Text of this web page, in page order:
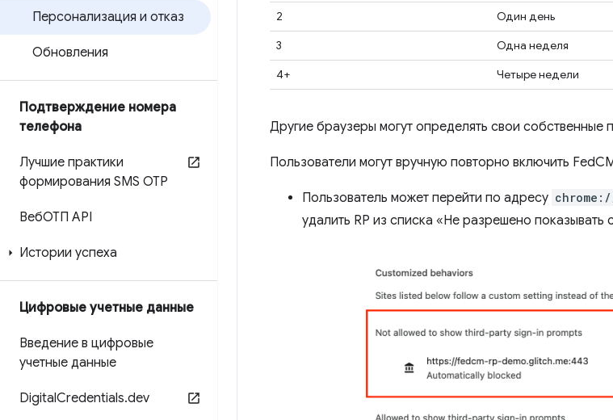
Персонализация и отказ
Обновления
Подтверждение номера
телефона
Лучшие практики
формирования SMS OTP
ВебОТП API
Истории успеха
Цифровые учетные данные
Введение в цифровые
учетные данные
DigitalCredentials.dev
2
Один день
3
Одна неделя
4+
Четыре недели
Другие браузеры могут определять свои
Пользователи могут вручную повторно включить
Пользователь может перейти по адресу
удалить RP из списка «Не разрешено